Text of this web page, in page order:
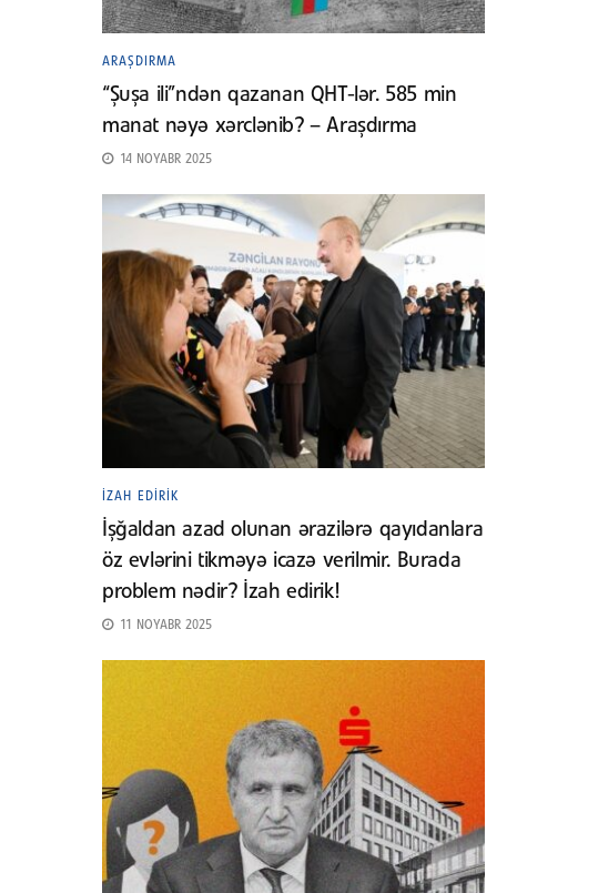
ARAŞDIRMA
“Şuşa ili”ndən qazanan QHT-lər. 585 min
manat nəyə xərclənib? – Araşdırma
14 NOYABR 2025
İZAH EDIRIK
İşğaldan azad olunan ərazilərə qayıdanlara
öz evlərini tikməyə icazə verilmir. Burada
problem nədir? İzah edirik!
11 NOYABR 2025